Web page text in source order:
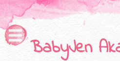
BabyJen